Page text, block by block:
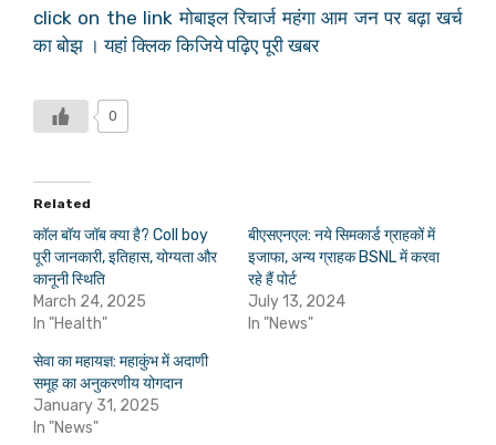
click on the link मोबाइल रिचार्ज महंगा आम जन पर बढ़ा खर्च
का बोझ । यहां क्लिक किजिये पढ़िए पूरी खबर
0
Related
कॉल बॉय जॉब क्या है? Coll boy
पूरी जानकारी, इतिहास, योग्यता और
कानूनी स्थिति
March 24, 2025
In "Health"
बीएसएनएल: नये सिमकार्ड ग्राहकों में
इजाफा, अन्य ग्राहक BSNL में करवा
रहे हैं पोर्ट
July 13, 2024
In "News"
सेवा का महायज्ञ: महाकुंभ में अदाणी
समूह का अनुकरणीय योगदान
January 31, 2025
In "News"